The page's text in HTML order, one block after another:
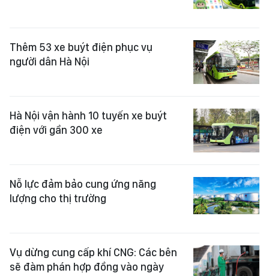
Thêm 53 xe buýt điện phục vụ
người dân Hà Nội
Hà Nội vận hành 10 tuyến xe buýt
điện với gần 300 xe
Nỗ lực đảm bảo cung ứng năng
lượng cho thị trường
Vụ dừng cung cấp khí CNG: Các bên
sẽ đàm phán hợp đồng vào ngày